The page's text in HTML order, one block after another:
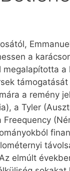
a
megalapította
a remény
a Tyler
elmúlt